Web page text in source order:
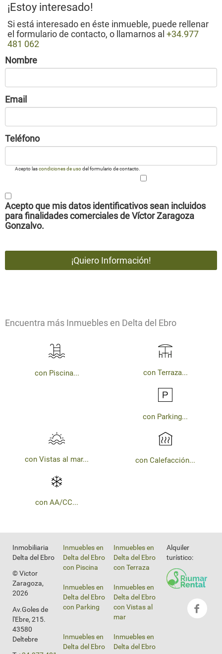
¡Estoy interesado!
Si está interesado en éste inmueble, puede rellenar
el formulario de contacto, o llamarnos al +34.977
481 062
Nombre
Email
Teléfono
Acepto lascondiciones de usodel formulario de contacto.
Acepto que mis datos identificativos sean incluidos
para finalidades comerciales de Víctor Zaragoza
Gonzalvo.
Encuentra más Inmuebles en Delta del Ebro
con Piscina... con Terraza...
con Parking...
con Vistas al mar... con Calefacción...
con AA/CC...
Inmobiliaria
Delta del Ebro
© Victor
Zaragoza,
2026
Av.Goles de
l'Ebre, 215.
43580
Deltebre
Inmuebles en
Delta del Ebro
con Piscina
Inmuebles en
Delta del Ebro
con Terraza
Inmuebles en
Delta del Ebro
con Parking
Inmuebles en
Delta del Ebro
con Vistas al
mar
Inmuebles en
Delta del Ebro
Inmuebles en
Delta del Ebro
Alquiler
turístico: